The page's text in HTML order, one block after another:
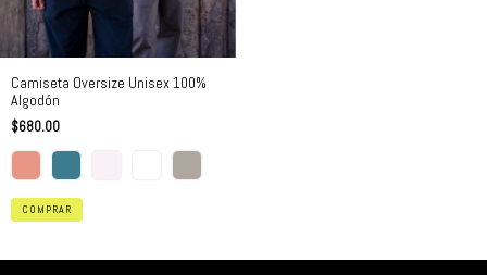
Camiseta Oversize Unisex 100%
Algodón
$680.00
COMPRAR